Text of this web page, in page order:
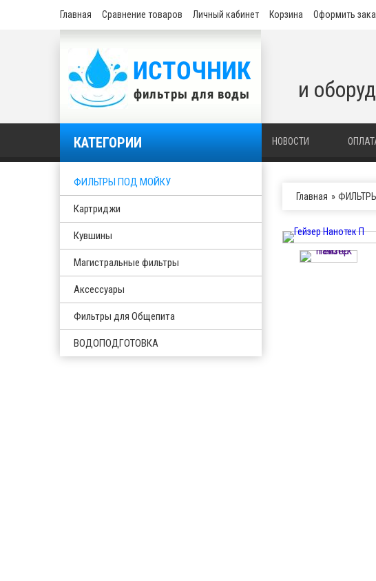
Главная Сравнение товаров Личный кабинет Корзина Оформить
и
НОВОСТИ
КАТЕГОРИИ
ФИЛЬТРЫ ПОД МОЙКУ
Картриджи
Кувшины
Магистральные фильтры
Аксессуары
Фильтры для Общепита
ВОДОПОДГОТОВКА
Главная